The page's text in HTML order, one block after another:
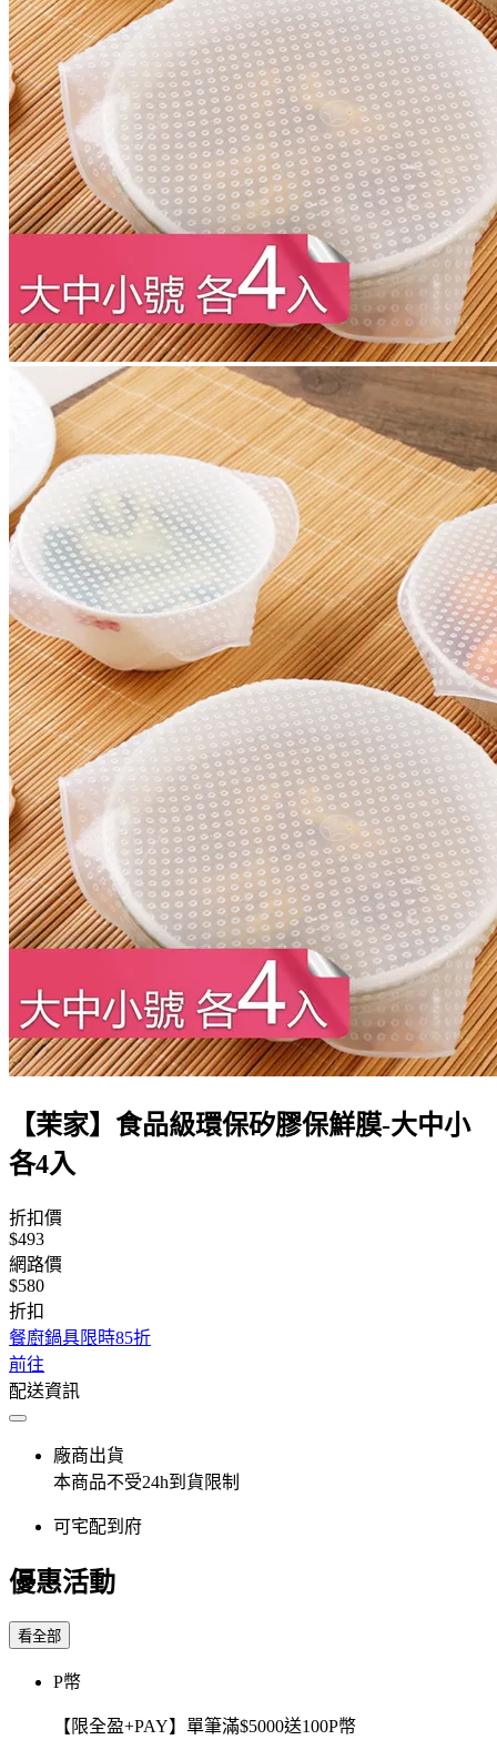
【茉家】食品級環保矽膠保鮮膜-大中小
各4入
折扣價
$493
網路價
$580
折扣
餐廚鍋具限時85折
前往
配送資訊
廠商出貨
本商品不受24h到貨限制
可宅配到府
優惠活動
看全部
P幣
【限全盈+PAY】單筆滿$5000送100P幣